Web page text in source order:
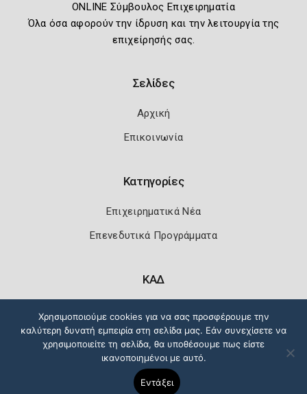
ONLINE Σύμβουλος Επιχειρηματία
Όλα όσα αφορούν την ίδρυση και την λειτουργία της
επιχείρησής σας.
Σελίδες
Αρχική
Επικοινωνία
Κατηγορίες
Επιχειρηματικά Νέα
Επενεδυτικά Προγράμματα
ΚΑΔ
Πολιτική Ασφάλειας Όροι Χρήσης
Χρησιμοποιούμε cookies για να σας προσφέρουμε την
καλύτερη δυνατή εμπειρία στη σελίδα μας. Εάν συνεχίσετε να
χρησιμοποιείτε τη σελίδα, θα υποθέσουμε πως είστε
ικανοποιημένοι με αυτό.
Εντάξει
Copyright 2026 Knowledge A.E.